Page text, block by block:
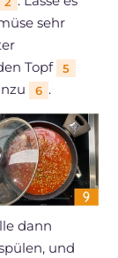
sehr
Topf
5
6 .
dann
und